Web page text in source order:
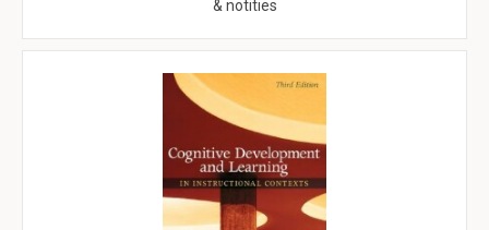
& notities